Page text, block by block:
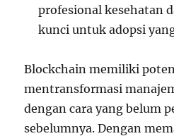
profesional kesehatan
kunci untuk adopsi
Blockchain memiliki
mentransformasi
dengan cara yang belum
sebelumnya. Dengan